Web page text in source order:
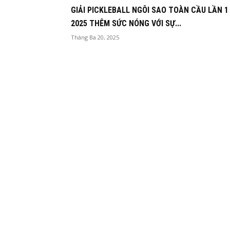
GIẢI PICKLEBALL NGÔI SAO TOÀN CẦU LẦN
2025 THÊM SỨC NÓNG VỚI SỰ...
Tháng Ba 20, 2025